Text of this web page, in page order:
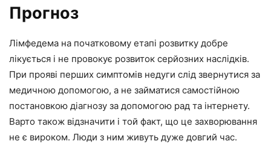
Прогноз
Лімфедема на початковому етапі розвитку добре
лікується і не провокує розвиток серйозних наслідків.
При прояві перших симптомів недуги слід звернутися за
медичною допомогою, а не займатися самостійною
постановкою діагнозу за допомогою рад та інтернету.
Варто також відзначити і той факт, що це захворювання
не є вироком. Люди з ним живуть дуже довгий час.